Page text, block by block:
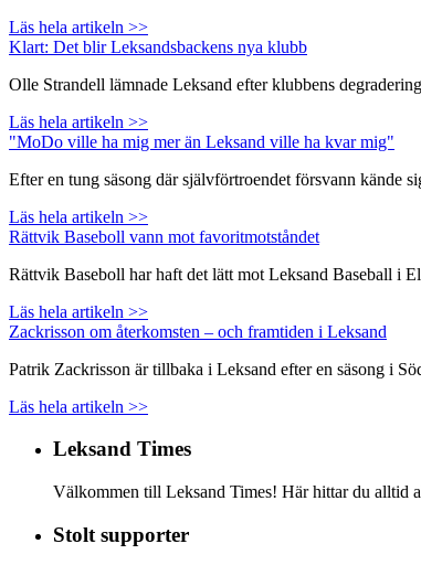
Läs hela artikeln >>
Klart: Det blir Leksandsbackens nya klubb
Olle Strandell lämnade Leksand efter klubbens
Läs hela artikeln >>
"MoDo ville ha mig mer än Leksand ville ha kvar mig"
Efter en tung säsong där självförtroendet försvann kände
Läs hela artikeln >>
Rättvik Baseboll vann mot favoritmotståndet
Rättvik Baseboll har haft det lätt mot Leksand Baseball i
Läs hela artikeln >>
Zackrisson om återkomsten – och framtiden i Leksand
Patrik Zackrisson är tillbaka i Leksand efter en säsong i
Läs hela artikeln >>
Leksand Times
Välkommen till Leksand Times! Här hittar du alltid
Stolt supporter